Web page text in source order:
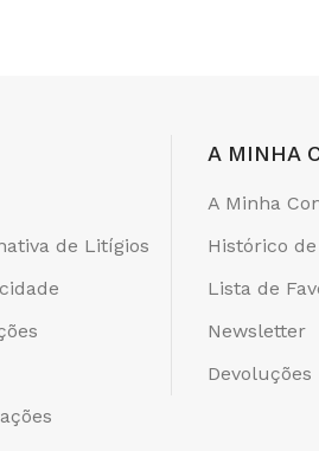
de Litígios
A MINHA
A Minha
Histórico
Lista de
Newsletter
Devoluções